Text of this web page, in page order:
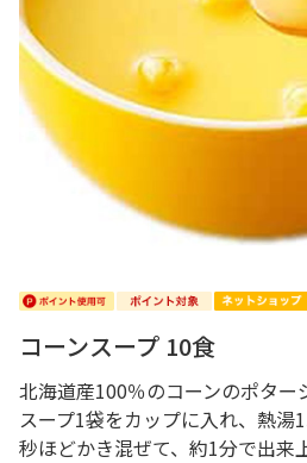
コーンスープ 10食
北海道産100％のコーンのポター
スープ1袋をカップに入れ、熱湯
秒ほどかき混ぜて、約1分で出来